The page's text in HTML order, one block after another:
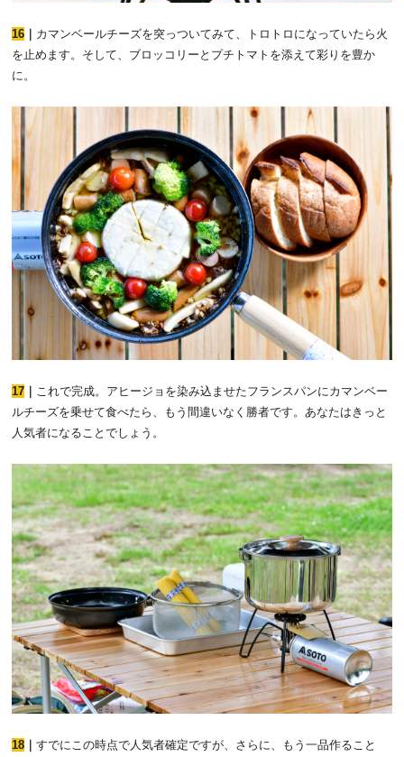
16
カマンベールチーズを突っついてみて、トロトロになっていたら火
を止めます。そして、ブロッコリーとプチトマトを添えて彩りを豊か
に。
17
これで完成。アヒージョを染み込ませたフランスパンにカマンベー
ルチーズを乗せて食べたら、もう間違いなく勝者です。あなたはきっと
人気者になることでしょう。
18 ｜すでにこの時点で人気者確定ですが、さらに、もう一品作ること